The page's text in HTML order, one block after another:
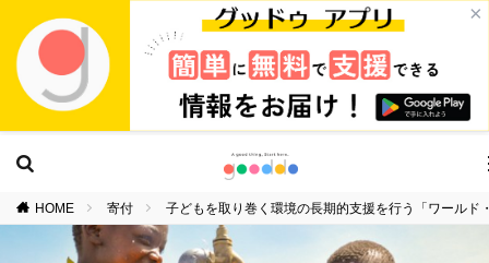
×
HOME 寄付 子どもを取り巻く環境の長期的支援を行う「ワール